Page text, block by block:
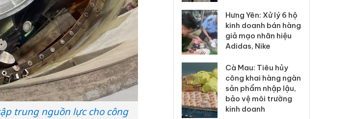
trung nguồn lực cho công
Thanh Hóa: Tìm bị
hại trong vụ án buôn
bán bình sữa
Moyuum giả
An Giang: Đối tượng
chủ mưu đường dây
bán hàng giả tại Phú
Quốc ra đầu thú
Hưng Yên: Xử lý 6 hộ
kinh doanh bán hàng
giả mạo nhãn hiệu
Adidas, Nike
Cà Mau: Tiêu hủy
công khai hàng ngàn
sản phẩm nhập lậu,
bảo vệ môi trường
kinh doanh